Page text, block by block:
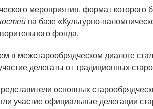
мероприятия, формат которого
на базе «Культурно-
фонда.
в межстарообрядческом диалоге стал
делегаты от традиционных
основных
участие официальные делегации